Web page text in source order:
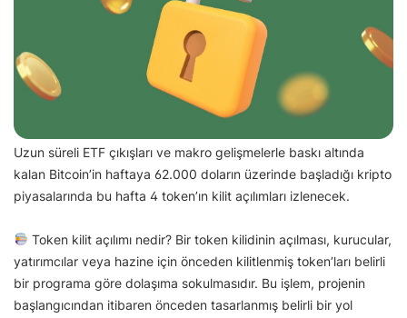
Uzun süreli ETF çıkışları ve makro gelişmelerle baskı altında
kalan Bitcoin’in haftaya 62.000 doların üzerinde başladığı kripto
piyasalarında bu hafta 4 token’ın kilit açılımları izlenecek.
Token kilit açılımı nedir? Bir token kilidinin açılması, kurucular,
yatırımcılar veya hazine için önceden kilitlenmiş token’ları belirli
bir programa göre dolaşıma sokulmasıdır. Bu işlem, projenin
başlangıcından itibaren önceden tasarlanmış belirli bir yol